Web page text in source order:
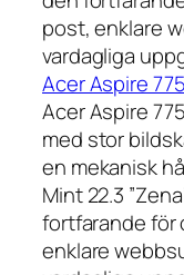
post, enklare
vardagliga
Acer Aspire
Acer Aspire
med stor
en mekanisk
Mint 22.3
fortfarande för
enklare